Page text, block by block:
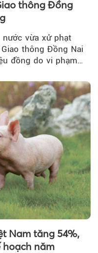
thông Đồng
nước vừa xử phạt
thông Đồng Nai
đồng do vi phạm
Nam tăng 54%,
hoạch năm